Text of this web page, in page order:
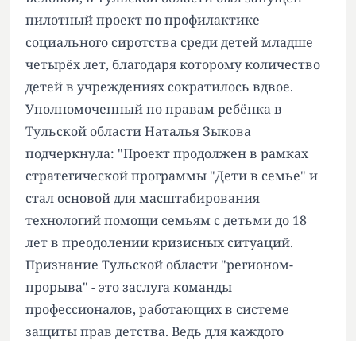
пилотный проект по профилактике
социального сиротства среди детей младше
четырёх лет, благодаря которому количество
детей в учреждениях сократилось вдвое.
Уполномоченный по правам ребёнка в
Тульской области Наталья Зыкова
подчеркнула: "Проект продолжен в рамках
стратегической программы "Дети в семье" и
стал основой для масштабирования
технологий помощи семьям с детьми до 18
лет в преодолении кризисных ситуаций.
Признание Тульской области "регионом-
прорыва" - это заслуга команды
профессионалов, работающих в системе
защиты прав детства. Ведь для каждого